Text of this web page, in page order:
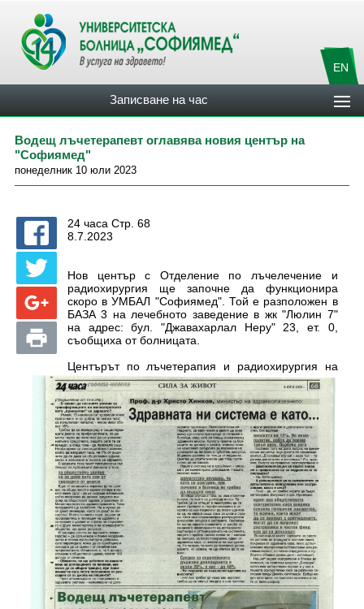
EN
Записване на час
Водещ лъчетерапевт оглавява новия център на
"Софиямед"
понеделник 10 юли 2023
24 часа Стр. 68
8.7.2023
Нов център с Отделение по лъчелечение и
радиохирургия ще започне да функционира
скоро в УМБАЛ "Софиямед". Той е разположен в
БАЗА 3 на лечебното заведение в жк "Люлин 7"
на адрес: бул. "Джавахарлал Неру" 23, ет. 0,
съобщиха от болницата.
Центърът по лъчетерапия и радиохирургия на